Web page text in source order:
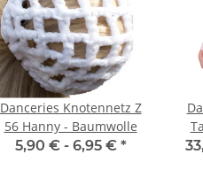
Danceries Knotennetz Z
56 Hanny - Baumwolle
5,90 € - 6,95 € *